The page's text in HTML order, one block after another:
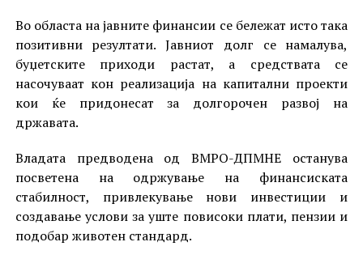
Во областа на јавните финансии се бележат исто така
позитивни резултати. Јавниот долг се намалува,
буџетските приходи растат, а средствата се
насочуваат кон реализација на капитални проекти
кои ќе придонесат за долгорочен развој на
државата.
Владата предводена од ВМРО-ДПМНЕ останува
посветена на одржување на финансиската
стабилност, привлекување нови инвестиции и
создавање услови за уште повисоки плати, пензии и
подобар животен стандард.